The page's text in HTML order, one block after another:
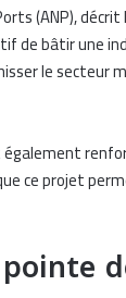
(ANP),
de bâtir une
le secteur
ce projet